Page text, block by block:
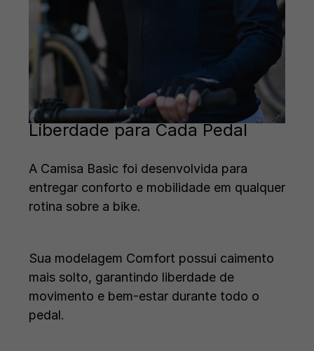
Liberdade para Cada Pedal
A Camisa Basic foi desenvolvida para
entregar conforto e mobilidade em qualquer
rotina sobre a bike.
Sua modelagem Comfort possui caimento
mais solto, garantindo liberdade de
movimento e bem-estar durante todo o
pedal.